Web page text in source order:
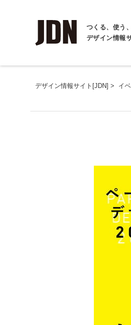
つくる、使う
デザイン情報
デザイン情報サイト[JDN] > イ